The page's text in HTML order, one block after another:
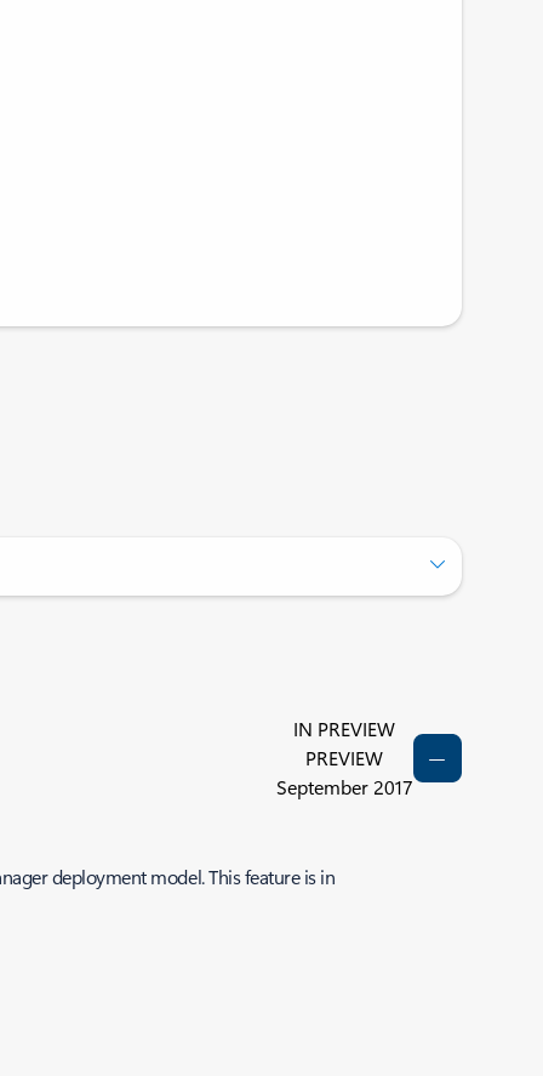
IN PREVIEW
PREVIEW
September 2017
deployment model. This feature is in